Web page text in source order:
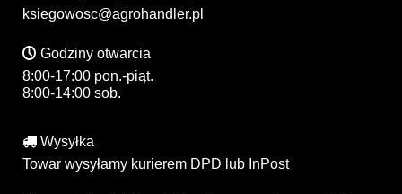
ksiegowosc@agrohandler.pl
Godziny otwarcia
8:00-17:00 pon.-piąt.
8:00-14:00 sob.
Wysyłka
Towar wysyłamy kurierem DPD lub InPost